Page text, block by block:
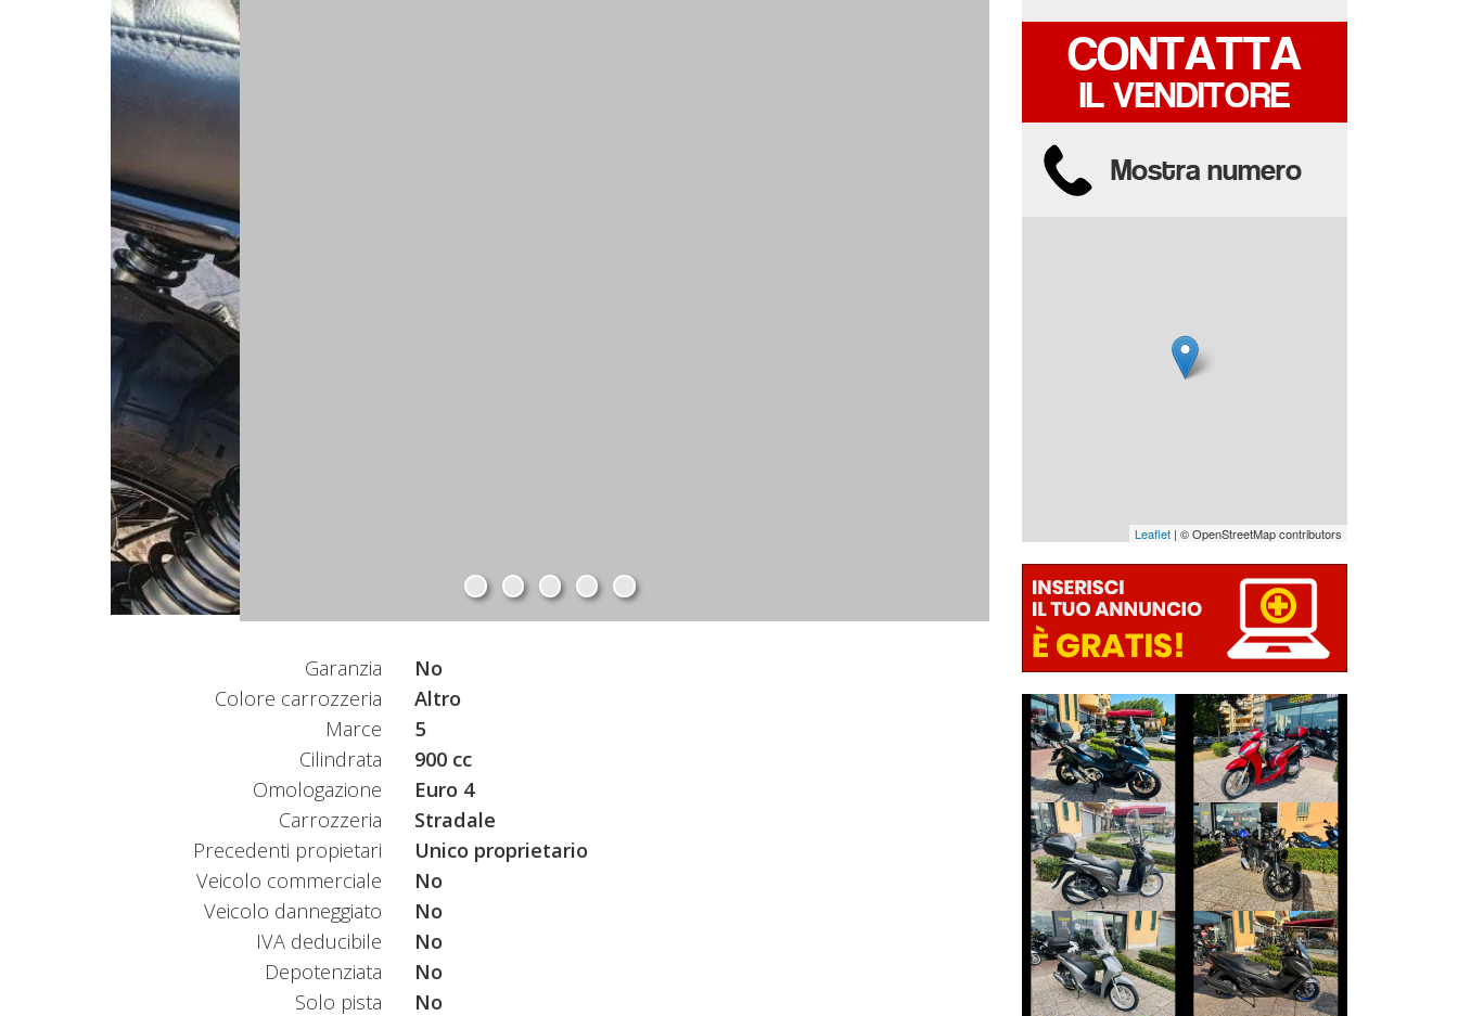
Garanzia
No
Colore carrozzeria
Altro
Marce
5
Cilindrata
900 cc
Omologazione
Euro 4
Carrozzeria
Stradale
Precedenti propietari
Unico proprietario
Veicolo commerciale
No
Veicolo danneggiato
No
IVA deducibile
No
Depotenziata
No
Solo pista
No
CONTATTA
IL VENDITORE
Mostra numero
Leaflet | © OpenStreetMap contributors
CONTATTA
IL VENDITORE
Mostra numero
HONDA FORZA-
750
€ 7.490 €
HONDA SH
€ 3.190 €
HONDA SH
€ 3.290 €
DUCATI
SCRAMBLER
€ 4.490 €
HONDA SH
€ 1.999 €
SUZUKI
BURGMAN-400-
650
€ 4.890 €